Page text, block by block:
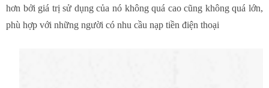
hơn bởi giá trị sử dụng của nó không quá cao cũng không quá lớn,
phù hợp với những người có nhu cầu nạp tiền điện thoại